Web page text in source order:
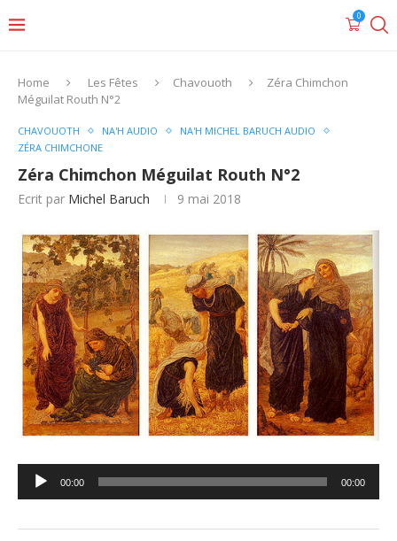
0
Home Les Fêtes Chavouoth
Zéra Chimchon
Méguilat Routh N°2
CHAVOUOTH NA'H AUDIO
NA'H MICHEL BARUCH AUDIO
ZÉRA CHIMCHONE
Zéra Chimchon Méguilat Routh N°2
Ecrit par Michel Baruch 9 mai 2018
Lecteur
audio
00:00 00:00